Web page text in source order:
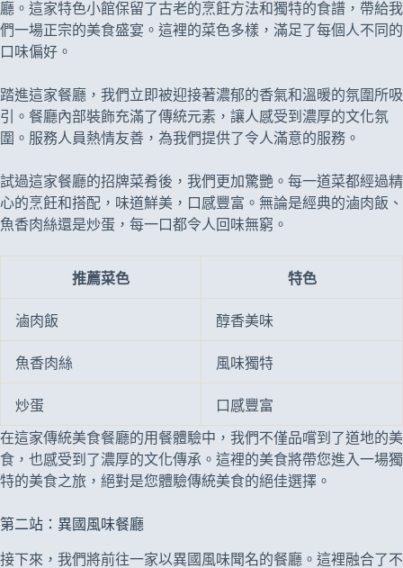
廳。這家特色小館保留了古老的烹飪方法和獨特的食譜，帶給我
們一場正宗的美食盛宴。這裡的菜色多樣，滿足了每個人不同的
口味偏好。
踏進這家餐廳，我們立即被迎接著濃郁的香氣和溫暖的氛圍所吸
引。餐廳內部裝飾充滿了傳統元素，讓人感受到濃厚的文化氛
圍。服務人員熱情友善，為我們提供了令人滿意的服務。
試過這家餐廳的招牌菜肴後，我們更加驚艷。每一道菜都經過精
心的烹飪和搭配，味道鮮美，口感豐富。無論是經典的滷肉飯、
魚香肉絲還是炒蛋，每一口都令人回味無窮。
推薦菜色 特色
滷肉飯 醇香美味
魚香肉絲 風味獨特
炒蛋 口感豐富
在這家傳統美食餐廳的用餐體驗中，我們不僅品嚐到了道地的美
食，也感受到了濃厚的文化傳承。這裡的美食將帶您進入一場獨
特的美食之旅，絕對是您體驗傳統美食的絕佳選擇。
第二站：異國風味餐廳
接下來，我們將前往一家以異國風味聞名的餐廳。這裡融合了不